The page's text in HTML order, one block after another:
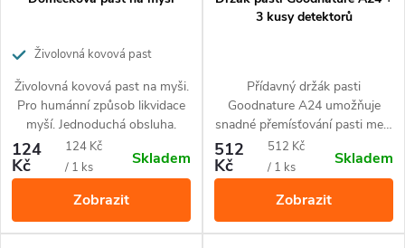
Živolovná kovová past
Živolovná kovová past na myši.
Pro humánní způsob likvidace
myší. Jednoduchá obsluha.
124
Kč
Měrná
cena:
124 Kč
/ 1 ks
Skladem
Zobrazit
3 kusy detektorů
Přídavný držák pasti
Goodnature A24 umožňuje
snadné přemísťování pasti mezi
různými místy. Součástí balení
jsou 3 kusy detektorů k
monitorování výskytu hlodavců
pro vytipování nejvhodnějšího
místa k instalaci pasti
Goodnature A24.
512
Kč
Měrná
cena:
512 Kč
/ 1 ks
Skladem
Zobrazit